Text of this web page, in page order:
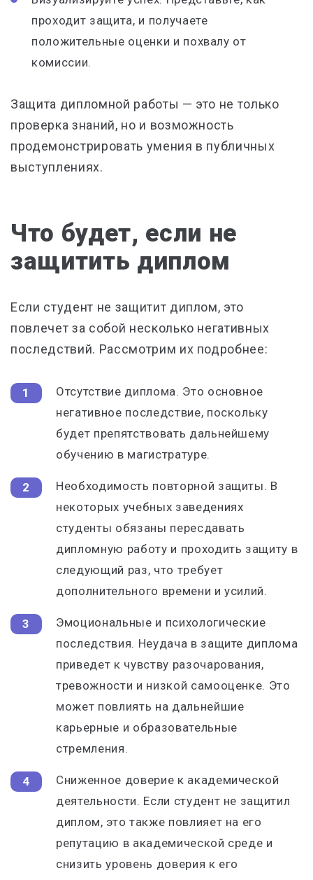
проходит защита, и получаете
положительные оценки и похвалу от
комиссии.
Защита дипломной работы — это не только
проверка знаний, но и возможность
продемонстрировать умения в публичных
выступлениях.
Что будет, если не
защитить диплом
Если студент не защитит диплом, это
повлечет за собой несколько негативных
последствий. Рассмотрим их подробнее:
Отсутствие диплома. Это основное
негативное последствие, поскольку
будет препятствовать дальнейшему
обучению в магистратуре.
Необходимость повторной защиты. В
некоторых учебных заведениях
студенты обязаны пересдавать
дипломную работу и проходить защиту в
следующий раз, что требует
дополнительного времени и усилий.
Эмоциональные и психологические
последствия. Неудача в защите диплома
приведет к чувству разочарования,
тревожности и низкой самооценке. Это
может повлиять на дальнейшие
карьерные и образовательные
стремления.
Сниженное доверие к академической
деятельности. Если студент не защитил
диплом, это также повлияет на его
репутацию в академической среде и
снизить уровень доверия к его